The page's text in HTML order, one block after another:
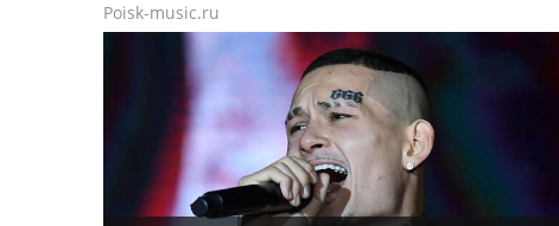
Poisk-music.ru